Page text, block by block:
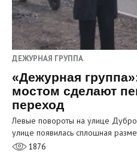
ДЕЖУРНАЯ ГРУППА
«Дежурная
мостом сделают
переход
Левые повороты на улице
улице появилась сплошная
1876